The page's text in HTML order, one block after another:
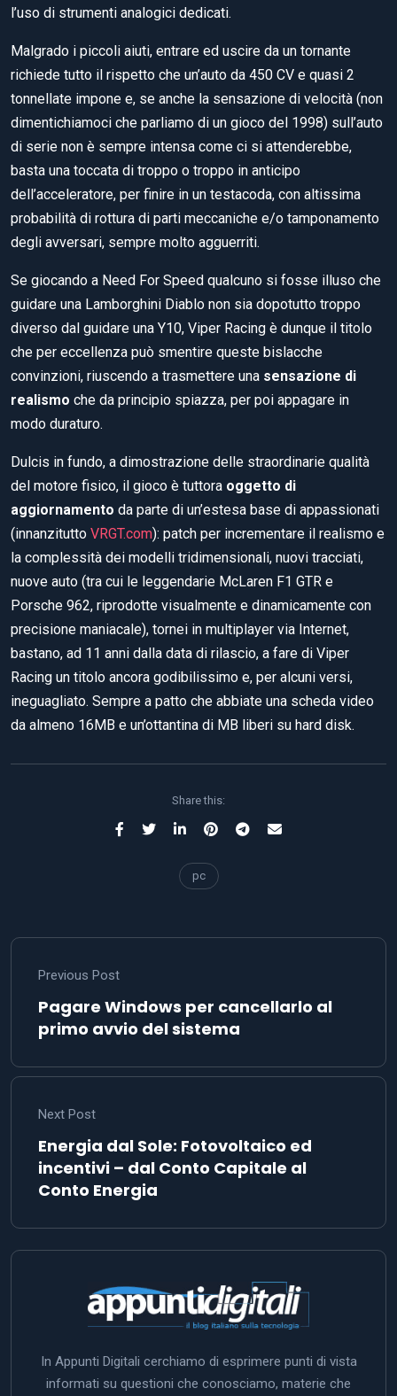
l’uso di strumenti analogici dedicati.
Malgrado i piccoli aiuti, entrare ed uscire da un tornante
richiede tutto il rispetto che un’auto da 450 CV e quasi 2
tonnellate impone e, se anche la sensazione di velocità (non
dimentichiamoci che parliamo di un gioco del 1998) sull’auto
di serie non è sempre intensa come ci si attenderebbe,
basta una toccata di troppo o troppo in anticipo
dell’acceleratore, per finire in un testacoda, con altissima
probabilità di rottura di parti meccaniche e/o tamponamento
degli avversari, sempre molto agguerriti.
Se giocando a Need For Speed qualcuno si fosse illuso che
guidare una Lamborghini Diablo non sia dopotutto troppo
diverso dal guidare una Y10, Viper Racing è dunque il titolo
che per eccellenza può smentire queste bislacche
convinzioni, riuscendo a trasmettere una sensazione di
realismo che da principio spiazza, per poi appagare in
modo duraturo.
Dulcis in fundo, a dimostrazione delle straordinarie qualità
del motore fisico, il gioco è tuttora oggetto di
aggiornamento da parte di un’estesa base di appassionati
(innanzitutto VRGT.com): patch per incrementare il realismo e
la complessità dei modelli tridimensionali, nuovi tracciati,
nuove auto (tra cui le leggendarie McLaren F1 GTR e
Porsche 962, riprodotte visualmente e dinamicamente con
precisione maniacale), tornei in multiplayer via Internet,
bastano, ad 11 anni dalla data di rilascio, a fare di Viper
Racing un titolo ancora godibilissimo e, per alcuni versi,
ineguagliato. Sempre a patto che abbiate una scheda video
da almeno 16MB e un’ottantina di MB liberi su hard disk.
Share this:
pc
Previous Post
Pagare Windows per cancellarlo al
primo avvio del sistema
Next Post
Energia dal Sole: Fotovoltaico ed
incentivi – dal Conto Capitale al
Conto Energia
In Appunti Digitali cerchiamo di esprimere punti di vista
informati su questioni che conosciamo, materie che